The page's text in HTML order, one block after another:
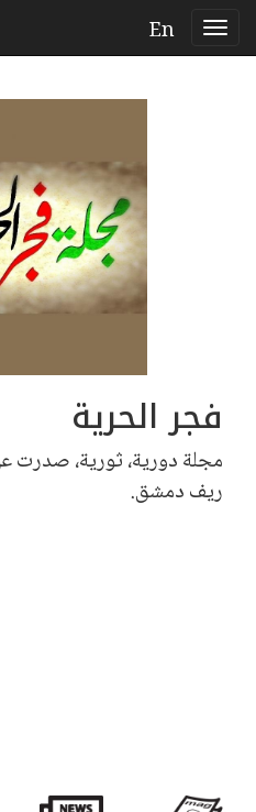
En
فجر الحرية
مجلة دورية، ثورية، صدرت
ريف دمشق.